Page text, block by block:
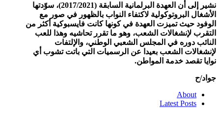
نشير إلى أن العهدة البرلمانية السابقة (2017/2021)، سوّدتها
الأشغال البروتوكولية لاكتفاء النواب بالظهور في صور مع
الوفود حيث تميزت العهدة في كونها كانت فايسبوكية أكثر من
التقرب لإنشغالات الشعب، وهو ما تقرر تحاشيه وهذا للعب
النائب دوره في المجلس الشعبي الوطني، والإلتفات
لإنشغالات الشعب بعيدا عن الرسميات التي باتت تشوب أي
نوايا تقصد خدمة المواطن.
جواد/ح
About
Latest Posts